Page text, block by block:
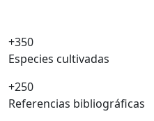
+350
Especies cultivadas
+250
Referencias bibliográficas